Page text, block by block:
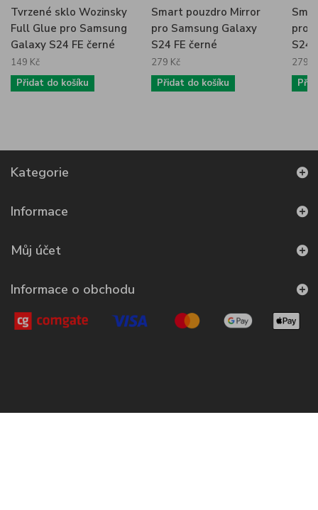
Tvrzené sklo Wozinsky
Full Glue pro Samsung
Galaxy S24 FE černé
149 Kč
Přidat do košíku
Smart pouzdro Mirror
pro Samsung Galaxy
S24 FE černé
279 Kč
Přidat do košíku
pro
S24
279
Kategorie
Informace
Můj účet
Informace o obchodu